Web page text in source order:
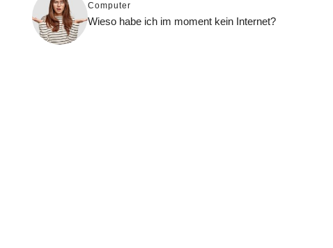
Computer
Wieso habe ich im moment kein Internet?